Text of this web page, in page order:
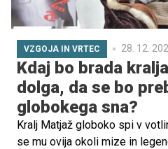
VZGOJA IN VRTEC 28. 12.
Kdaj bo brada
dolga, da se bo
globokega sna?
Kralj Matjaž globoko spi v
se mu ovija okoli mize in